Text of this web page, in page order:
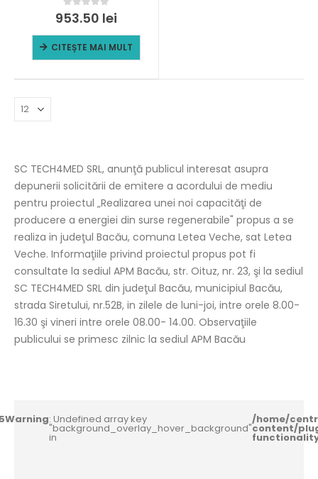
0out of 5
953.50 lei
CITEȘTE MAI MULT
SC TECH4MED SRL, anunţă publicul interesat asupra
depunerii solicitării de emitere a acordului de mediu
pentru proiectul „Realizarea unei noi capacităţi de
producere a energiei din surse regenerabile" propus a se
realiza in judeţul Bacău, comuna Letea Veche, sat Letea
Veche. Informaţiile privind proiectul propus pot fi
consultate la sediul APM Bacău, str. Oituz, nr. 23, şi la sediul
SC TECH4MED SRL din judeţul Bacău, municipiul Bacău,
strada Siretului, nr.52B, in zilele de luni-joi, intre orele 8.00-
16.30 şi vineri intre orele 08.00- 14.00. Observaţiile
publicului se primesc zilnic la sediul APM Bacău
Warning: Undefined array key
"background_overlay_hover_background"
in
/home/
content/